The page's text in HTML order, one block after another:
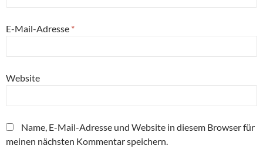
E-Mail-Adresse *
Website
Name, E-Mail-Adresse und Website in diesem Browser für
meinen nächsten Kommentar speichern.